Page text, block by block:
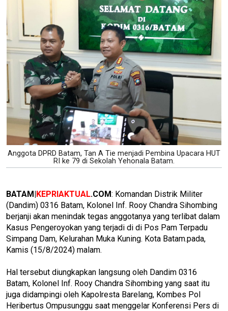
Anggota DPRD Batam, Tan A Tie menjadi Pembina Upacara HUT
RI ke 79 di Sekolah Yehonala Batam.
BATAM|KEPRIAKTUAL.COM: Komandan Distrik Militer
(Dandim) 0316 Batam, Kolonel Inf. Rooy Chandra Sihombing
berjanji akan menindak tegas anggotanya yang terlibat dalam
Kasus Pengeroyokan yang terjadi di di Pos Pam Terpadu
Simpang Dam, Kelurahan Muka Kuning. Kota Batam.pada,
Kamis (15/8/2024) malam.
Hal tersebut diungkapkan langsung oleh Dandim 0316
Batam, Kolonel Inf. Rooy Chandra Sihombing yang saat itu
juga didampingi oleh Kapolresta Barelang, Kombes Pol
Heribertus Ompusunggu saat menggelar Konferensi Pers di